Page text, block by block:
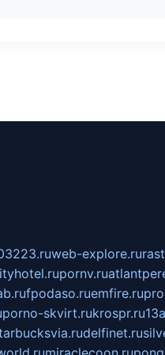
web-explore.ru
pornv.ru
fpodaso.ruemfire.ru
porno-skvirt.rukrospr.ru
delfinet.ru